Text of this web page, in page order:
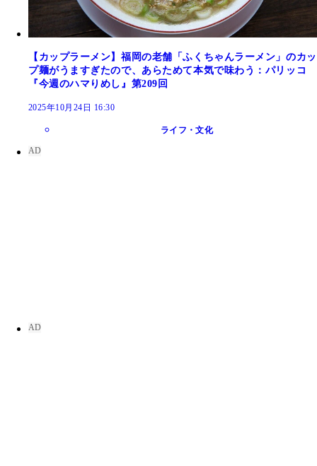
【カップラーメン】福岡の老舗「ふくちゃんラーメン」のカッ
プ麺がうますぎたので、あらためて本気で味わう：パリッコ
『今週のハマりめし』第209回
2025年10月24日 16:30
ライフ・文化